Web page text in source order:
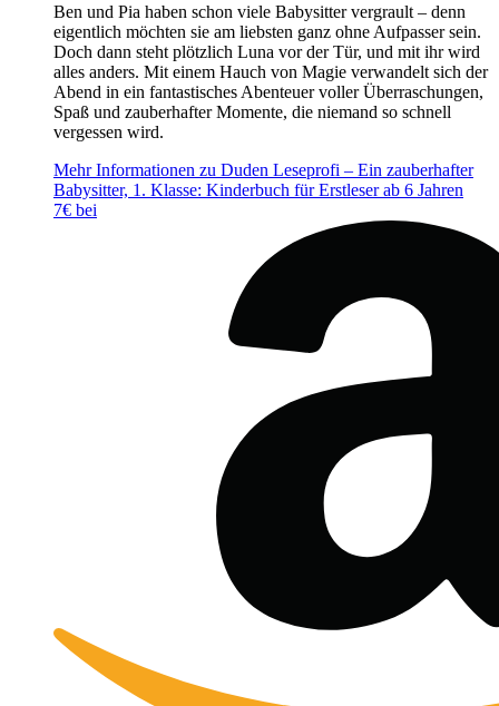
Ben und Pia haben schon viele Babysitter vergrault – denn
eigentlich möchten sie am liebsten ganz ohne Aufpasser sein.
Doch dann steht plötzlich Luna vor der Tür, und mit ihr wird
alles anders. Mit einem Hauch von Magie verwandelt sich der
Abend in ein fantastisches Abenteuer voller Überraschungen,
Spaß und zauberhafter Momente, die niemand so schnell
vergessen wird.
Mehr Informationen zu Duden Leseprofi – Ein zauberhafter
Babysitter, 1. Klasse: Kinderbuch für Erstleser ab 6 Jahren
7€ bei